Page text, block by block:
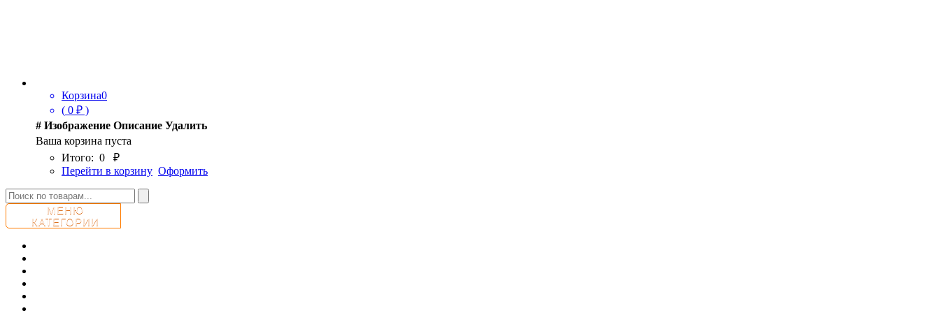
Корзина0
( 0 ₽ )
# Изображение Описание Удалить
Ваша корзина пуста
Итого: 0
₽
Перейти в корзину Оформить
МЕНЮ
КАТЕГОРИИ